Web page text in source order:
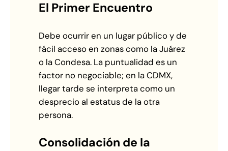
El Primer Encuentro
Debe ocurrir en un lugar público y de
fácil acceso en zonas como la Juárez
o la Condesa. La puntualidad es un
factor no negociable; en la CDMX,
llegar tarde se interpreta como un
desprecio al estatus de la otra
persona.
Consolidación de la